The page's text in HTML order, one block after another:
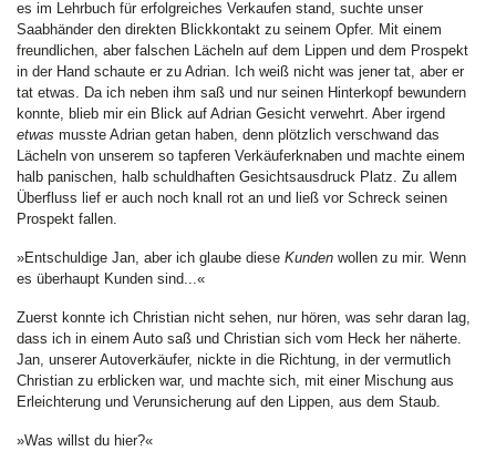
es im Lehrbuch für erfolgreiches Verkaufen stand, suchte unser
Saabhänder den direkten Blickkontakt zu seinem Opfer. Mit einem
freundlichen, aber falschen Lächeln auf dem Lippen und dem Prospekt
in der Hand schaute er zu Adrian. Ich weiß nicht was jener tat, aber er
tat etwas. Da ich neben ihm saß und nur seinen Hinterkopf bewundern
konnte, blieb mir ein Blick auf Adrian Gesicht verwehrt. Aber irgend
etwas musste Adrian getan haben, denn plötzlich verschwand das
Lächeln von unserem so tapferen Verkäuferknaben und machte einem
halb panischen, halb schuldhaften Gesichtsausdruck Platz. Zu allem
Überfluss lief er auch noch knall rot an und ließ vor Schreck seinen
Prospekt fallen.
»Entschuldige Jan, aber ich glaube diese Kunden wollen zu mir. Wenn
es überhaupt Kunden sind...«
Zuerst konnte ich Christian nicht sehen, nur hören, was sehr daran lag,
dass ich in einem Auto saß und Christian sich vom Heck her näherte.
Jan, unserer Autoverkäufer, nickte in die Richtung, in der vermutlich
Christian zu erblicken war, und machte sich, mit einer Mischung aus
Erleichterung und Verunsicherung auf den Lippen, aus dem Staub.
»Was willst du hier?«